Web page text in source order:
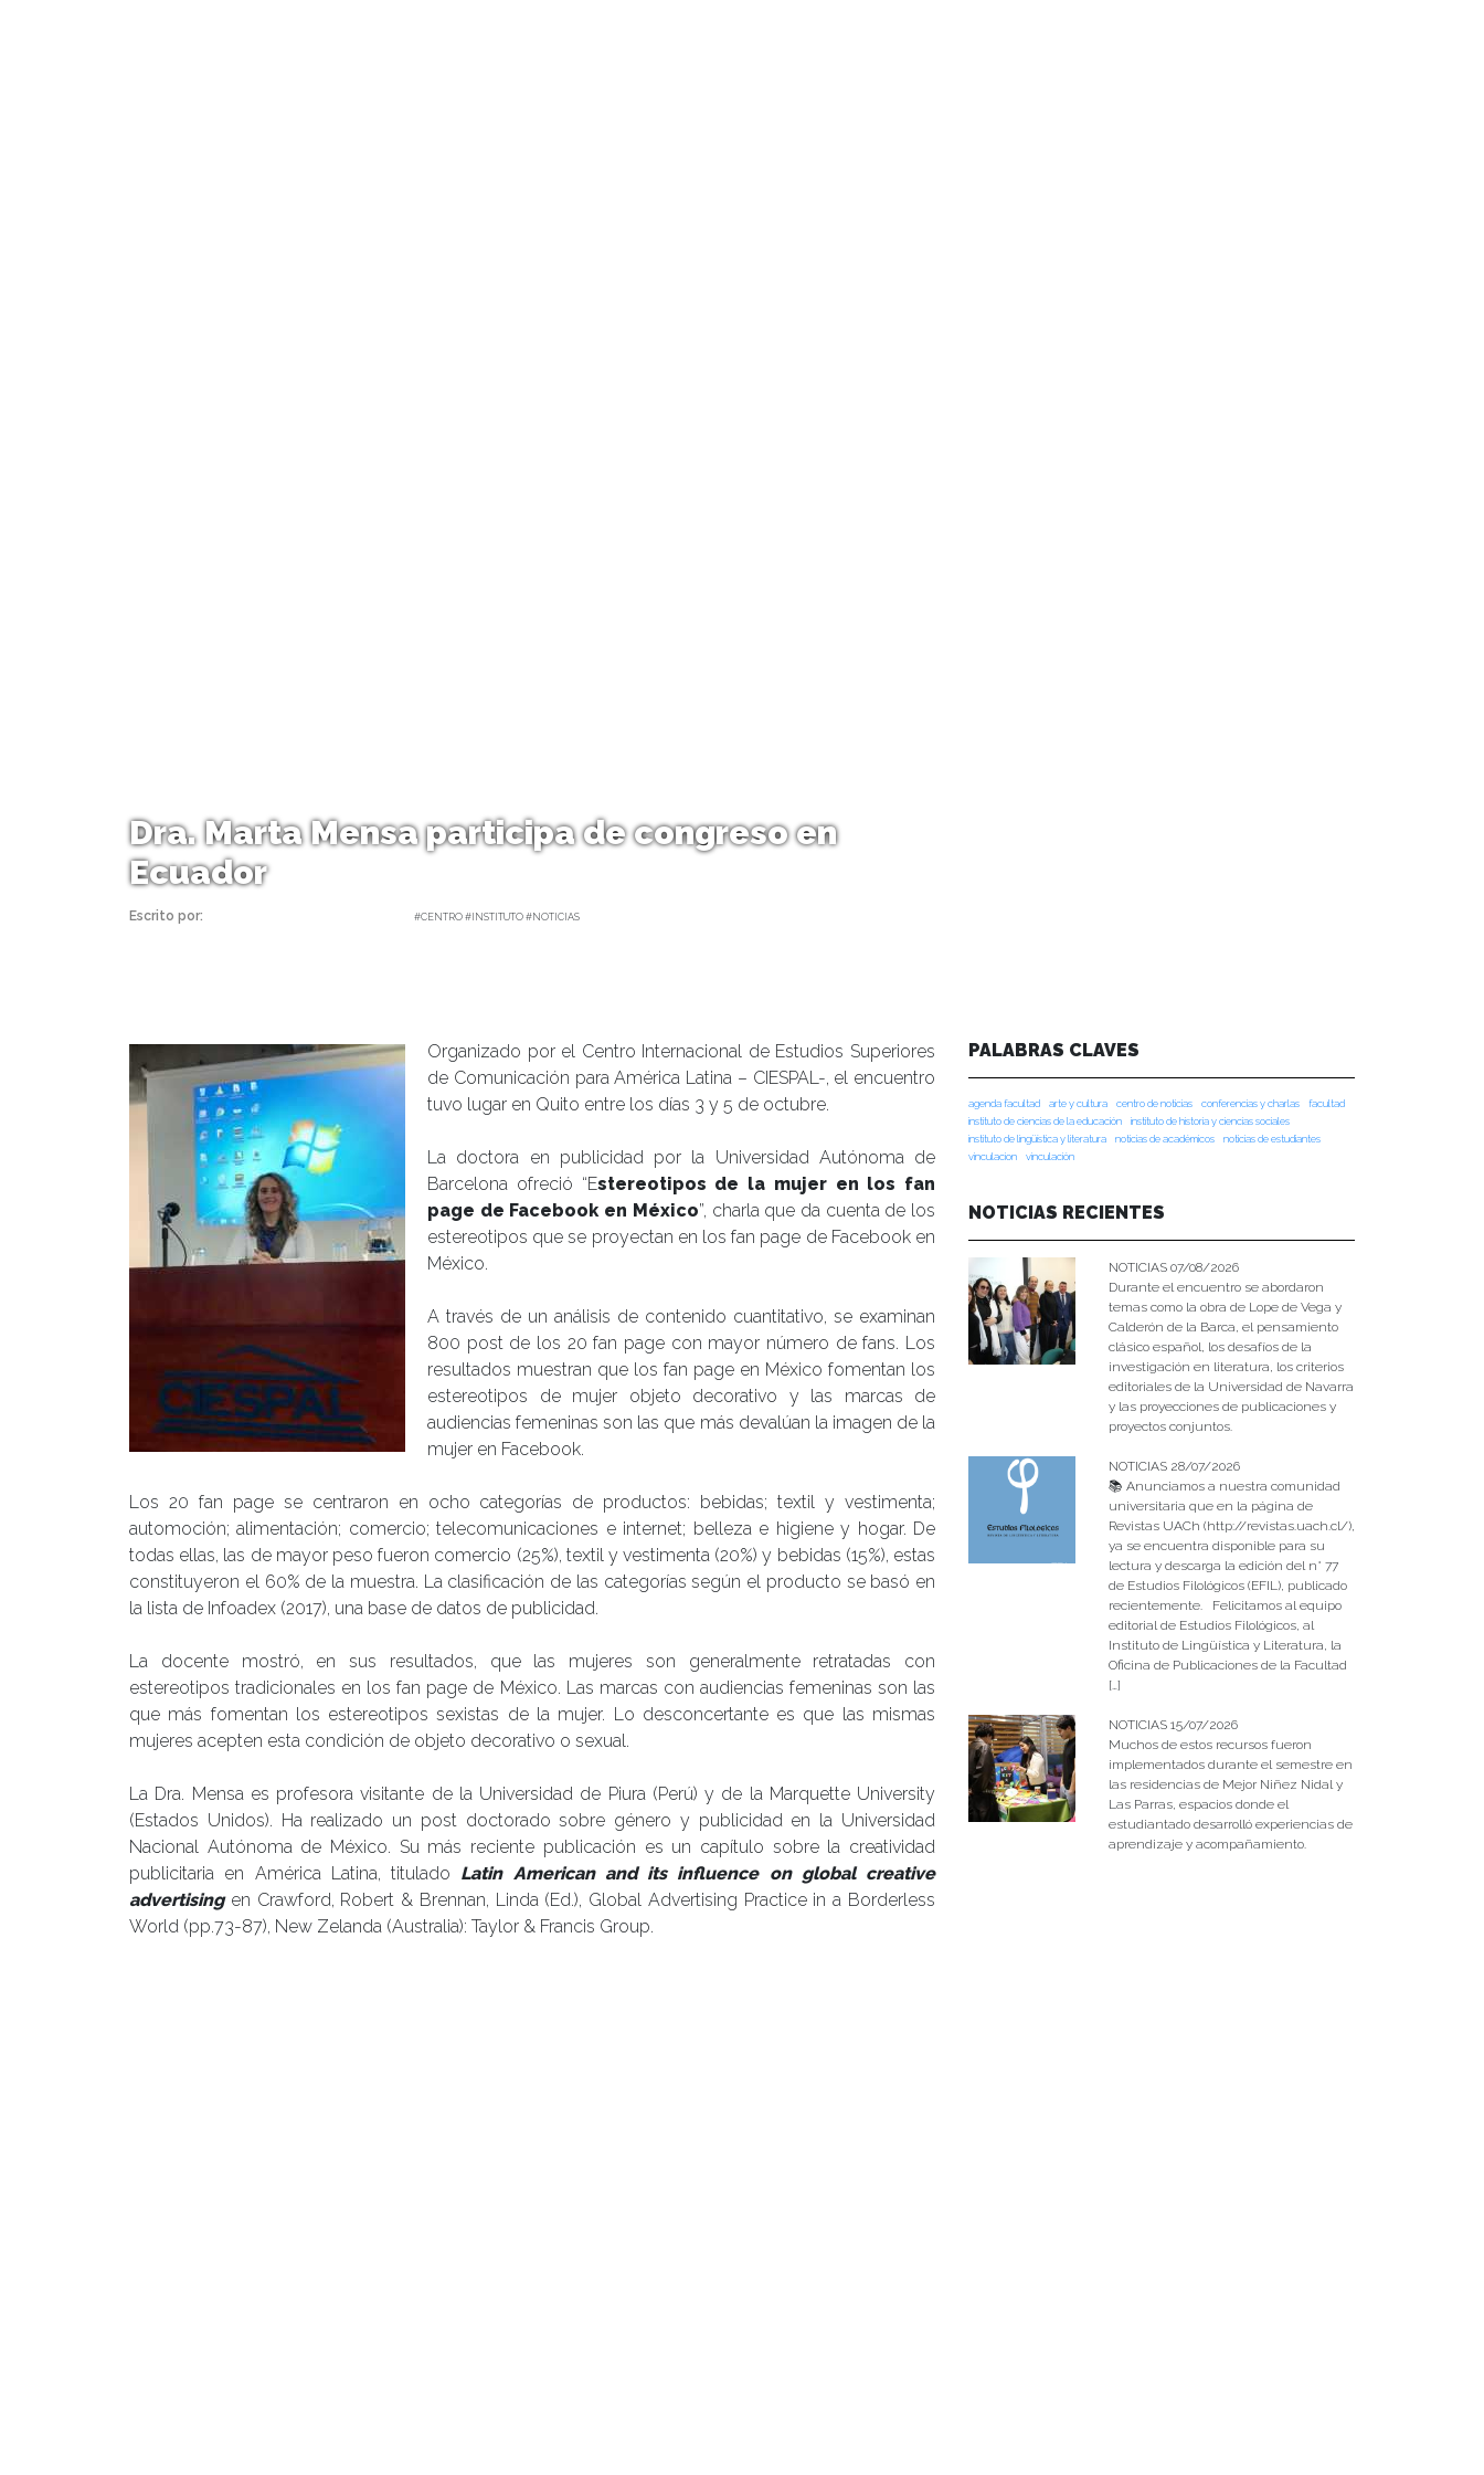
Dra. Marta Mensa participa de congreso en
Ecuador
Escrito por: #CENTRO #INSTITUTO #NOTICIAS
Organizado por el Centro Internacional de Estudios Superiores
de Comunicación para América Latina – CIESPAL-, el encuentro
tuvo lugar en Quito entre los días 3 y 5 de octubre.
La doctora en publicidad por la Universidad Autónoma de
Barcelona ofreció “Estereotipos de la mujer en los fan
page de Facebook en México”, charla que da cuenta de los
estereotipos que se proyectan en los fan page de Facebook en
México.
A través de un análisis de contenido cuantitativo, se examinan
800 post de los 20 fan page con mayor número de fans. Los
resultados muestran que los fan page en México fomentan los
estereotipos de mujer objeto decorativo y las marcas de
audiencias femeninas son las que más devalúan la imagen de la
mujer en Facebook.
Los 20 fan page se centraron en ocho categorías de productos: bebidas; textil y vestimenta;
automoción; alimentación; comercio; telecomunicaciones e internet; belleza e higiene y hogar. De
todas ellas, las de mayor peso fueron comercio (25%), textil y vestimenta (20%) y bebidas (15%), estas
constituyeron el 60% de la muestra. La clasificación de las categorías según el producto se basó en
la lista de Infoadex (2017), una base de datos de publicidad.
La docente mostró, en sus resultados, que las mujeres son generalmente retratadas con
estereotipos tradicionales en los fan page de México. Las marcas con audiencias femeninas son las
que más fomentan los estereotipos sexistas de la mujer. Lo desconcertante es que las mismas
mujeres acepten esta condición de objeto decorativo o sexual.
La Dra. Mensa es profesora visitante de la Universidad de Piura (Perú) y de la Marquette University
(Estados Unidos). Ha realizado un post doctorado sobre género y publicidad en la Universidad
Nacional Autónoma de México. Su más reciente publicación es un capítulo sobre la creatividad
publicitaria en América Latina, titulado Latin American and its influence on global creative
advertisingen Crawford, Robert & Brennan, Linda (Ed.), Global Advertising Practice in a Borderless
World (pp.73-87), New Zelanda (Australia): Taylor & Francis Group.
PALABRAS CLAVES
agenda facultad arte y cultura centro de noticias conferencias y charlas
facultad
instituto de ciencias de la educación
instituto de historia y ciencias sociales
instituto de lingüística y literatura
noticias de académicos
noticias de estudiantes
vinculacion
vinculación
NOTICIAS RECIENTES
NOTICIAS 07/08/2026
Durante el encuentro se abordaron
temas como la obra de Lope de Vega y
Calderón de la Barca, el pensamiento
clásico español, los desafíos de la
investigación en literatura, los criterios
editoriales de la Universidad de Navarra
y las proyecciones de publicaciones y
proyectos conjuntos.
NOTICIAS 28/07/2026
📚 Anunciamos a nuestra comunidad
universitaria que en la página de
Revistas UACh (http://revistas.uach.cl/),
ya se encuentra disponible para su
lectura y descarga la edición del n° 77
de Estudios Filológicos (EFIL), publicado
recientemente. Felicitamos al equipo
editorial de Estudios Filológicos, al
Instituto de Lingüística y Literatura, la
Oficina de Publicaciones de la Facultad
[…]
NOTICIAS 15/07/2026
Muchos de estos recursos fueron
implementados durante el semestre en
las residencias de Mejor Niñez Nidal y
Las Parras, espacios donde el
estudiantado desarrolló experiencias de
aprendizaje y acompañamiento.